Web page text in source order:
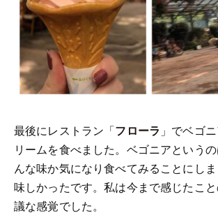
最後にレストラン「フローラ 」でベゴ
リームを食べました。ベゴニアという
んな味か気になり食べてみることにし
味しかったです。私は今まで感じたこ
議な感覚でした。